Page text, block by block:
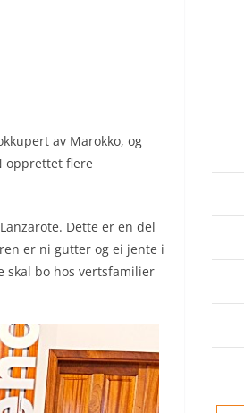
av Marokko, og
opprettet flere
Dette er en del
er ni gutter og ei jente i
skal bo hos vertsfamilier